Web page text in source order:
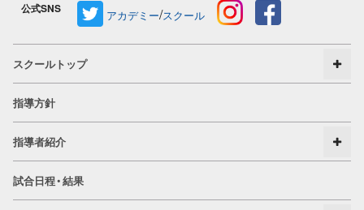
公式SNS アカデミー/スクール
スクールトップ
指導方針
指導者紹介
試合日程・結果